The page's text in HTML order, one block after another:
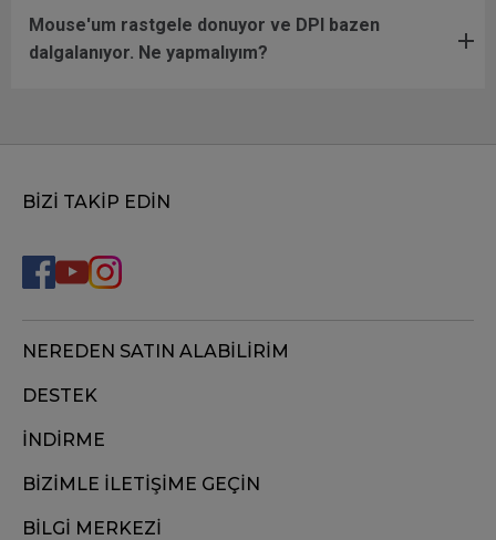
Mouse'um rastgele donuyor ve DPI bazen
dalgalanıyor. Ne yapmalıyım?
BİZİ TAKİP EDİN
NEREDEN SATIN ALABİLİRİM
DESTEK
İNDİRME
BİZİMLE İLETİŞİME GEÇİN
BİLGİ MERKEZİ